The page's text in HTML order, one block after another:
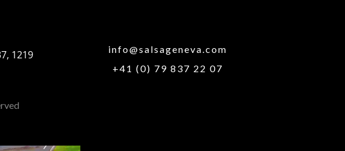
1219
info@salsageneva.com
+41 (0) 79 837 22 07